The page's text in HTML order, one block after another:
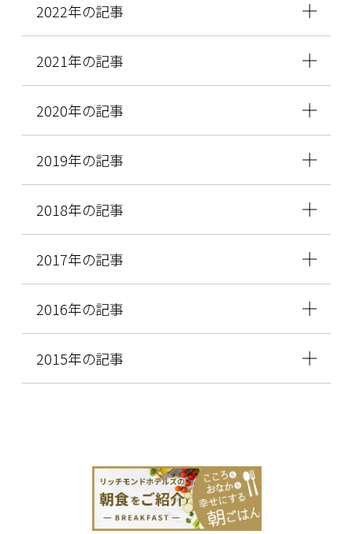
2022年の記事
2021年の記事
2020年の記事
2019年の記事
2018年の記事
2017年の記事
2016年の記事
2015年の記事